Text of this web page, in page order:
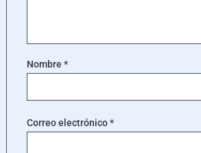
Nombre *
Correo electrónico*